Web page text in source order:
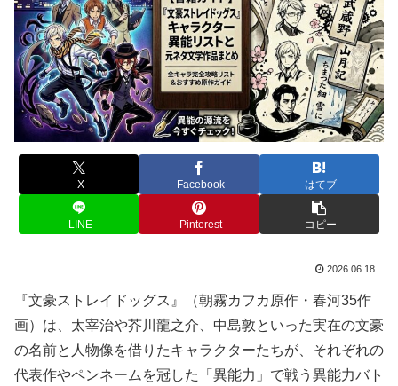
X Facebook はてブ
LINE Pinterest コピー
2026.06.18
『文豪ストレイドッグス』（朝霧カフカ原作・春河35作
画）は、太宰治や芥川龍之介、中島敦といった実在の文豪
の名前と人物像を借りたキャラクターたちが、それぞれの
代表作やペンネームを冠した「異能力」で戦う異能力バト